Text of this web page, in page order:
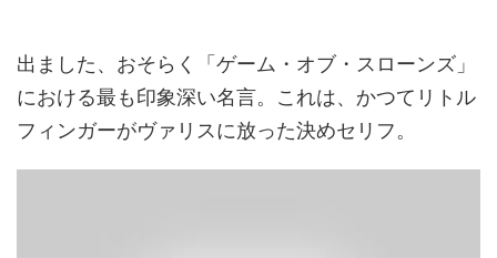
出ました、おそらく「ゲーム・オブ・スローンズ」
における最も印象深い名言。これは、かつてリトル
フィンガーがヴァリスに放った決めセリフ。